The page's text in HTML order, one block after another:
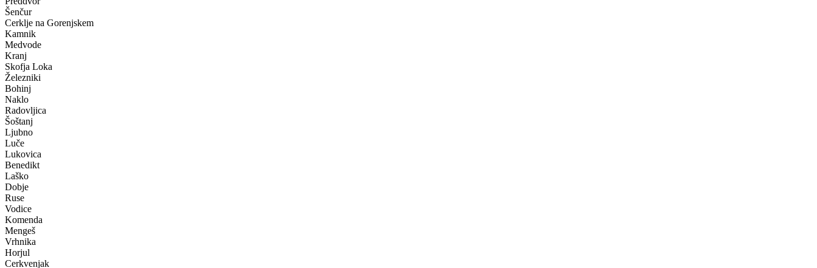
Šenčur
Cerklje na Gorenjskem
Kamnik
Medvode
Kranj
Skofja Loka
Železniki
Bohinj
Naklo
Radovljica
Šoštanj
Ljubno
Luče
Lukovica
Benedikt
Laško
Dobje
Ruse
Vodice
Komenda
Mengeš
Vrhnika
Horjul
Cerkvenjak